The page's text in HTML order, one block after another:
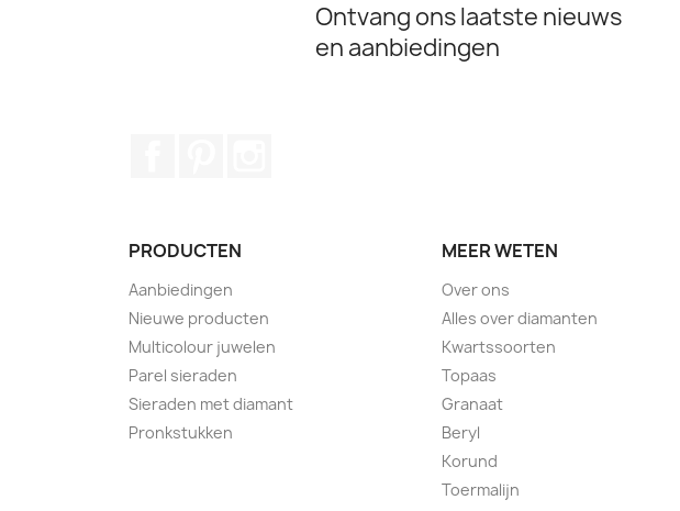
Ontvang ons laatste nieuws
en aanbiedingen
PRODUCTEN
Aanbiedingen
Nieuwe producten
Multicolour juwelen
Parel sieraden
Sieraden met diamant
Pronkstukken
MEER WETEN
Over ons
Alles over diamanten
Kwartssoorten
Topaas
Granaat
Beryl
Korund
Toermalijn